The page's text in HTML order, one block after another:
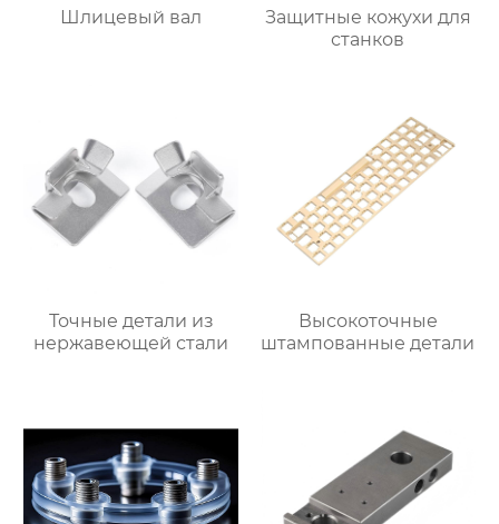
Шлицевый вал
Защитные кожухи для
станков
Точные детали из
нержавеющей стали
Высокоточные
штампованные детали